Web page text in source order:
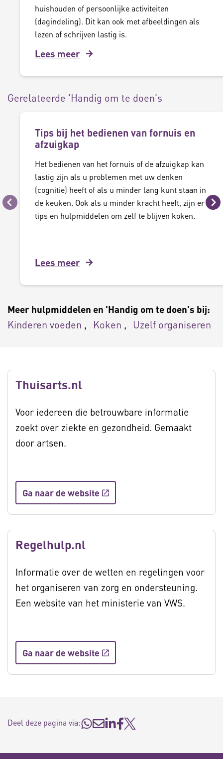
huishouden of persoonlijke activiteiten
(dagindeling). Dit kan ook met afbeeldingen als
lezen of schrijven lastig is.
Lees meer
Gerelateerde 'Handig om te doen's
Vorige
Tips bij het bedienen van fornuis en
afzuigkap
Het bedienen van het fornuis of de afzuigkap kan
lastig zijn als u problemen met uw denken
(cognitie) heeft of als u minder lang kunt staan in
de keuken. Ook als u minder kracht heeft, zijn er
tips en hulpmiddelen om zelf te blijven koken.
Lees meer
Meer hulpmiddelen en 'Handig om te doen's bij:
Kinderen voeden Koken Uzelf organiseren
Thuisarts.nl
Voor iedereen die betrouwbare informatie
zoekt over ziekte en gezondheid. Gemaakt
door artsen.
Ga naar de website
Regelhulp.nl
Informatie over de wetten en regelingen voor
het organiseren van zorg en ondersteuning.
Een website van het ministerie van VWS.
Ga naar de website
Deel deze pagina via: